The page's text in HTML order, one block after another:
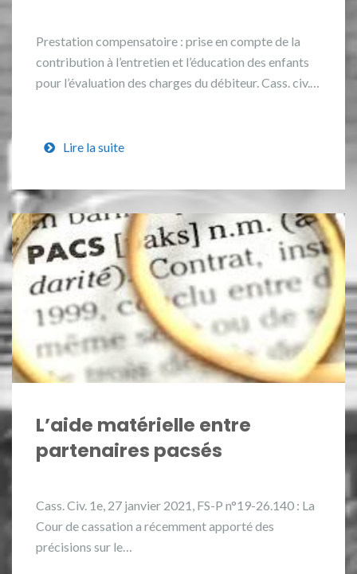
Prestation compensatoire : prise en compte de la
contribution à l’entretien et l’éducation des enfants
pour l’évaluation des charges du débiteur. Cass. civ.…
Lire la suite
L’aide matérielle entre
partenaires pacsés
Cass. Civ. 1e, 27 janvier 2021, FS-P n°19-26.140 : La
Cour de cassation a récemment apporté des
précisions sur le…